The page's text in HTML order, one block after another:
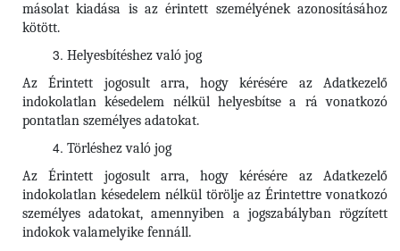
másolat kiadása is az érintett személyének azonosításához
kötött.
Helyesbítéshez való jog
Az Érintett jogosult arra, hogy kérésére az Adatkezelő
indokolatlan késedelem nélkül helyesbítse a rá vonatkozó
pontatlan személyes adatokat.
Törléshez való jog
Az Érintett jogosult arra, hogy kérésére az Adatkezelő
indokolatlan késedelem nélkül törölje az Érintettre vonatkozó
személyes adatokat, amennyiben a jogszabályban rögzített
indokok valamelyike fennáll.